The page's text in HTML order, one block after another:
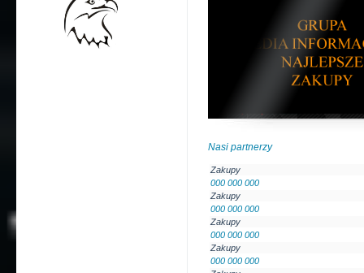
Nasi partnerzy
Zakupy
000 000 000
Zakupy
000 000 000
Zakupy
000 000 000
Zakupy
000 000 000